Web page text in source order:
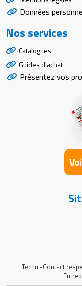
Données
Nos services
Catalogues
Guides d'achat
Présentez vos
Techni-Contact